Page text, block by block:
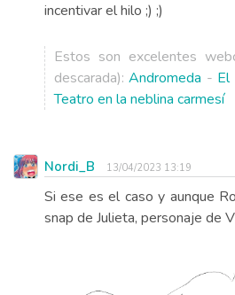
incentivar el hilo ;) ;)
Estos son excelentes
descarada):Andromeda - El
Teatro en la neblina carmesí
Nordi_B 13/04/2023 13:19
Si ese es el caso y aunque
snap de Julieta, personaje de